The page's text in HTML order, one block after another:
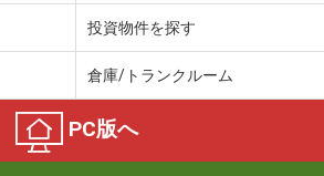
投資物件を探す
倉庫/トランクルーム
PC版へ